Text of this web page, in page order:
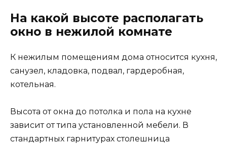
На какой высоте располагать
окно в нежилой комнате
К нежилым помещениям дома относится кухня,
санузел, кладовка, подвал, гардеробная,
котельная.
Высота от окна до потолка и пола на кухне
зависит от типа установленной мебели. В
стандартных гарнитурах столешница